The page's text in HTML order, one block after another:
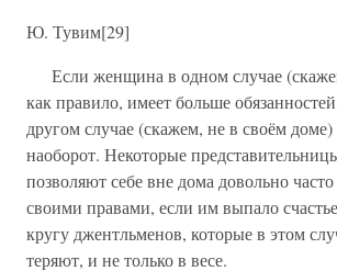
Ю. Тувим[29]
Если женщина в одном случае
как правило, имеет больше
другом случае (скажем, не в своём доме)
наоборот. Некоторые
позволяют себе вне дома довольно часто
своими правами, если им выпало
кругу джентльменов, которые в этом
теряют, и не только в весе.